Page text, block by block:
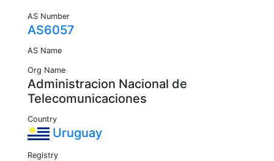
AS Number
AS6057
AS Name
Org Name
Administracion Nacional de
Telecomunicaciones
Country
Uruguay
Registry